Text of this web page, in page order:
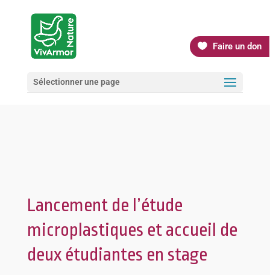
Faire un don
Sélectionner une page
Lancement de l’étude
microplastiques et accueil de
deux étudiantes en stage